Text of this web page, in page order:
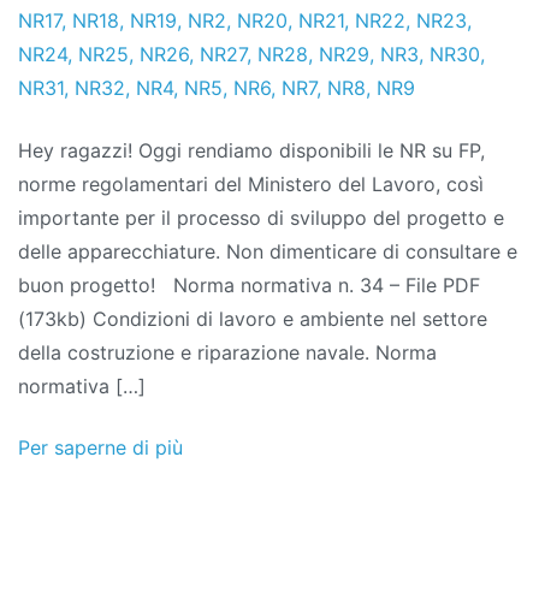
progetti
2011
NR17, NR18, NR19, NR2, NR20, NR21, NR22, NR23,
NR24, NR25, NR26, NR27, NR28, NR29, NR3, NR30,
NR31, NR32, NR4, NR5, NR6, NR7, NR8, NR9
Hey ragazzi! Oggi rendiamo disponibili le NR su FP,
norme regolamentari del Ministero del Lavoro, così
importante per il processo di sviluppo del progetto e
delle apparecchiature. Non dimenticare di consultare e
buon progetto! Norma normativa n. 34 – File PDF
(173kb) Condizioni di lavoro e ambiente nel settore
della costruzione e riparazione navale. Norma
normativa […]
Per saperne di più